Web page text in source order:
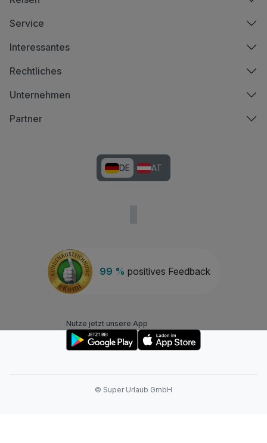
99 % positives Feedback
Service
Interessantes
Rechtliches
Unternehmen
Partner
DE AT
Nutze jetzt unsere App
© Super Urlaub GmbH